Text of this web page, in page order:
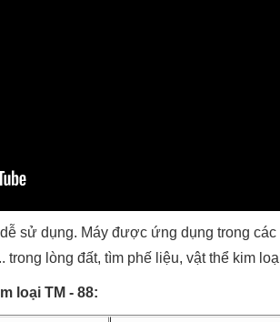
sử dụng. Máy được ứng dụng trong
trong lòng đất, tìm phế liệu, vật thể kim
loại TM - 88: